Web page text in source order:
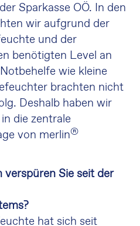
Sparkasse OÖ. In den
wir aufgrund der
und der
benötigten Level an
wie kleine
brachten nicht
Deshalb haben wir
die zentrale
von merlin®
Sie seit der
hat sich seit